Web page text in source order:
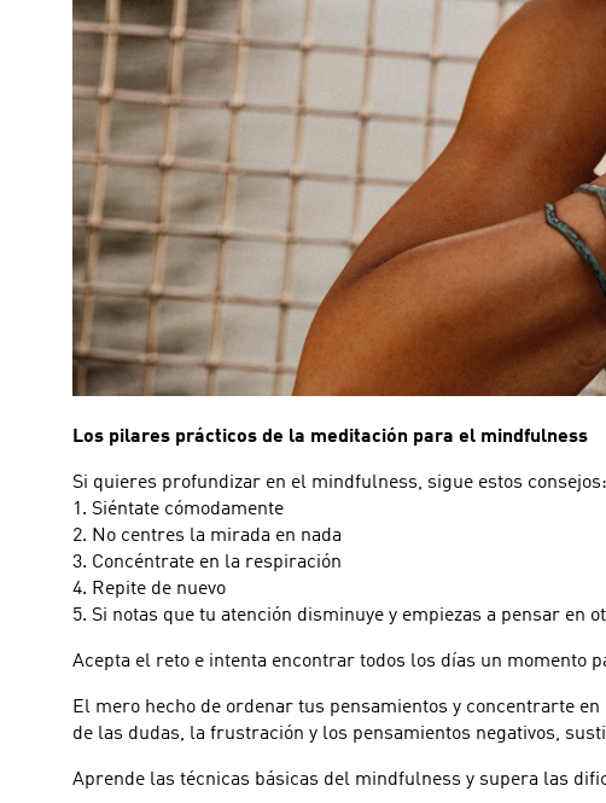
Los pilares prácticos de la meditación para el mindfulness
Si quieres profundizar en el mindfulness, sigue estos consejos:
1. Siéntate cómodamente
2. No centres la mirada en nada
3. Concéntrate en la respiración
4. Repite de nuevo
5. Si notas que tu atención disminuye y empiezas a pensar
Acepta el reto e intenta encontrar todos los días un momento
El mero hecho de ordenar tus pensamientos y concentrarte
de las dudas, la frustración y los pensamientos negativos,
Aprende las técnicas básicas del mindfulness y supera las